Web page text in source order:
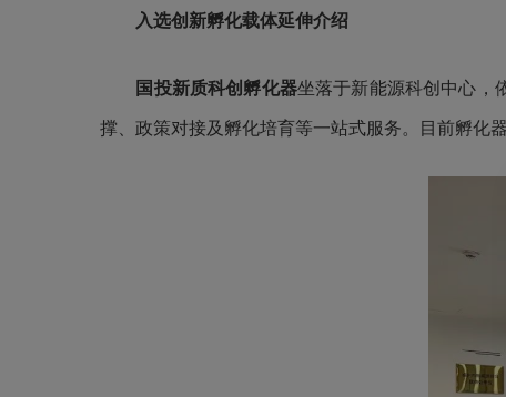
入选创新孵化载体延伸介绍
国投新质科创孵化器坐落于新能源科创中心，
撑、政策对接及孵化培育等一站式服务。目前孵化